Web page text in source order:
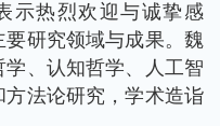
示热烈欢迎与诚挚感
研究领域与成果。魏
、认知哲学、人工智
法论研究，学术造诣